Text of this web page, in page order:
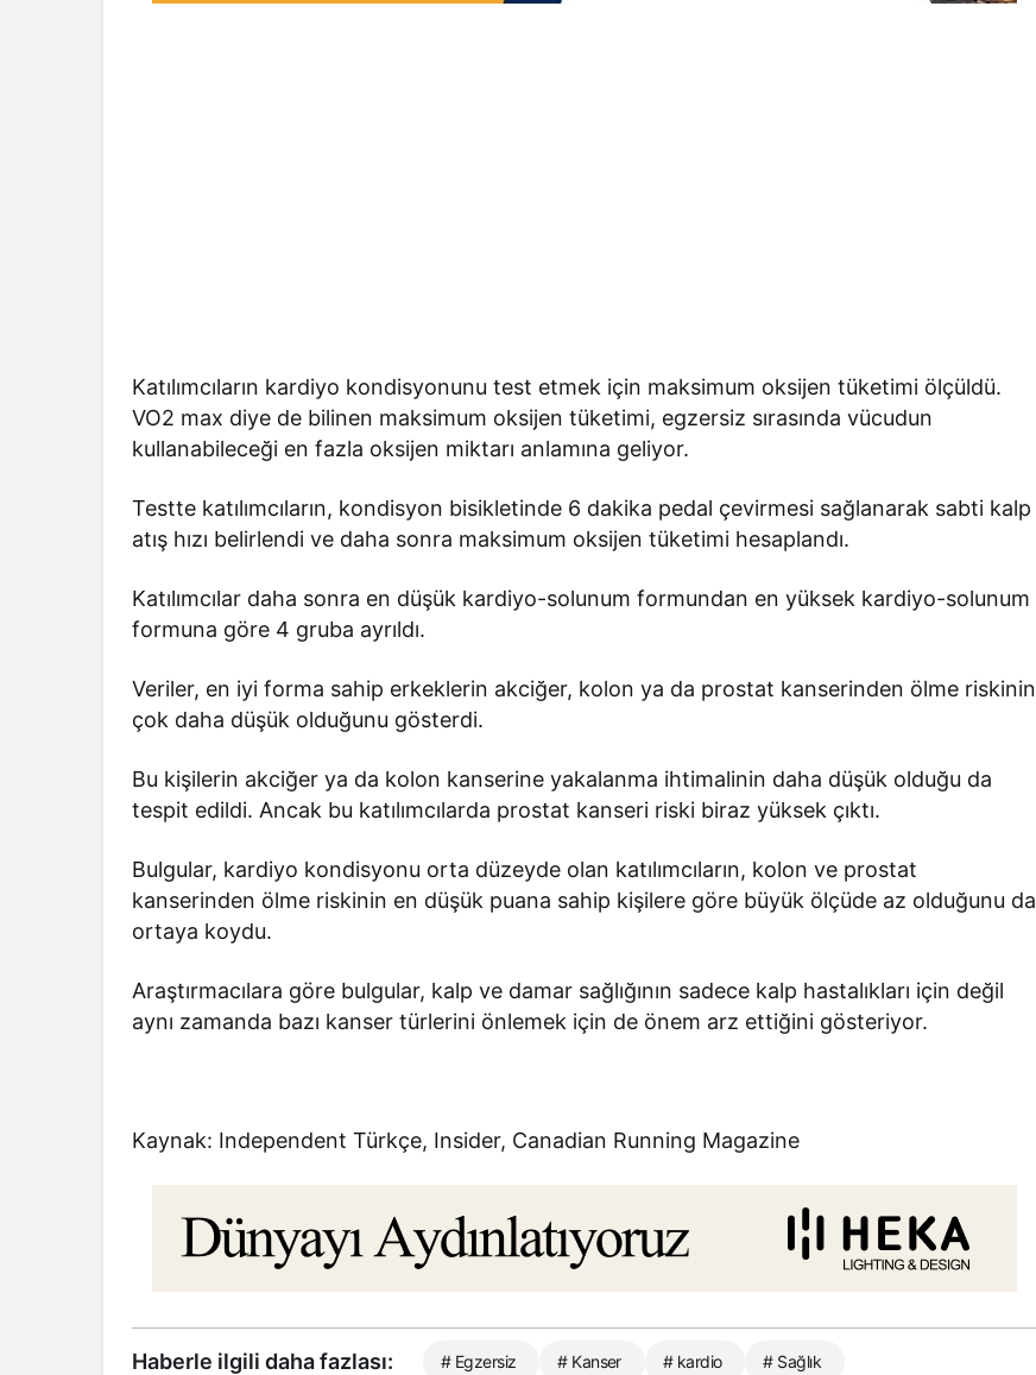
Katılımcıların kardiyo kondisyonunu test etmek için maksimum oksijen tüketimi ölçüldü.
VO2 max diye de bilinen maksimum oksijen tüketimi, egzersiz sırasında vücudun
kullanabileceği en fazla oksijen miktarı anlamına geliyor.
Testte katılımcıların, kondisyon bisikletinde 6 dakika pedal çevirmesi sağlanarak sabti kalp
atış hızı belirlendi ve daha sonra maksimum oksijen tüketimi hesaplandı.
Katılımcılar daha sonra en düşük kardiyo-solunum formundan en yüksek kardiyo-solunum
formuna göre 4 gruba ayrıldı.
Veriler, en iyi forma sahip erkeklerin akciğer, kolon ya da prostat kanserinden ölme riskinin
çok daha düşük olduğunu gösterdi.
Bu kişilerin akciğer ya da kolon kanserine yakalanma ihtimalinin daha düşük olduğu da
tespit edildi. Ancak bu katılımcılarda prostat kanseri riski biraz yüksek çıktı.
Bulgular, kardiyo kondisyonu orta düzeyde olan katılımcıların, kolon ve prostat
kanserinden ölme riskinin en düşük puana sahip kişilere göre büyük ölçüde az olduğunu da
ortaya koydu.
Araştırmacılara göre bulgular, kalp ve damar sağlığının sadece kalp hastalıkları için değil
aynı zamanda bazı kanser türlerini önlemek için de önem arz ettiğini gösteriyor.
Kaynak: Independent Türkçe, Insider, Canadian Running Magazine
Haberle ilgili daha fazlası: # Egzersiz # Kanser # kardio # Sağlık